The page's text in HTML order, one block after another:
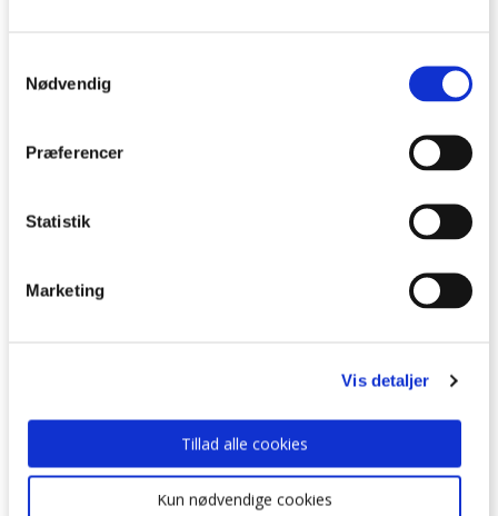
Nødvendig
Præferencer
Statistik
Marketing
Vis detaljer
Tillad alle cookies
Kun nødvendige cookies
Vi må desværre meddele!
sommer!